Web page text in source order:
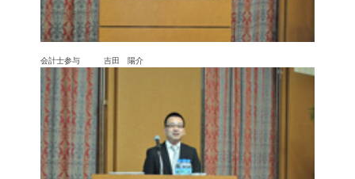
会計士参与 吉田 陽介